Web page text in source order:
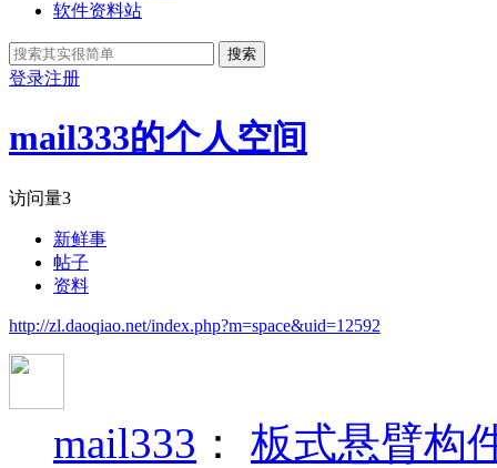
软件资料站
搜索
登录注册
mail333的个人空间
访问量3
新鲜事
帖子
资料
http://zl.daoqiao.net/index.php?m=space&uid=12592
mail333 ： 板式悬臂构